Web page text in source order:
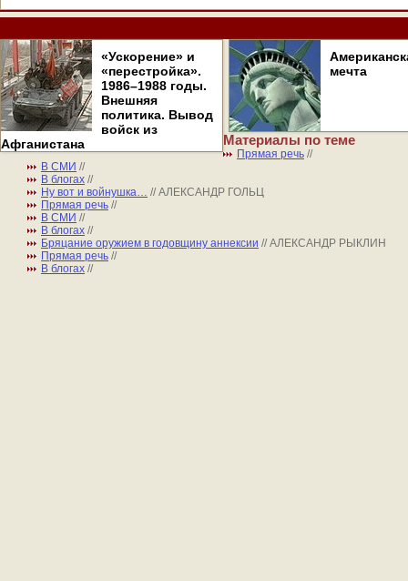
«Ускорение» и
«перестройка».
1986–1988 годы.
Внешняя
политика. Вывод
войск из
Афганистана
мечта
Материалы по теме
Прямая речь //
В СМИ //
В блогах //
Ну вот и войнушка… // АЛЕКСАНДР ГОЛЬЦ
Прямая речь //
В СМИ //
В блогах //
Бряцание оружием в годовщину аннексии // АЛЕКСАНДР РЫКЛИН
Прямая речь //
В блогах //